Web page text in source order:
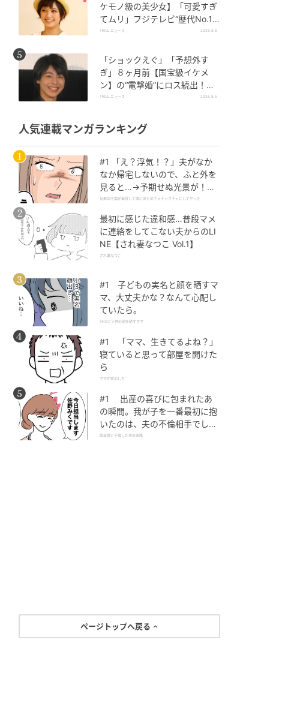
ケモノ級の美少女】「可愛すぎ
てムリ」フジテレビ“歴代No.1
作”で輝いた『美人女優』
TRILL ニュース 2026.8.6
「ショックえぐ」「予想外す
ぎ」８ヶ月前【国宝級イケメ
ン】の“電撃婚”にロス続出！興
収“９５億超え”シリーズで輝い
TRILL ニュース 2026.8.5
人気連載マンガランキング
#1 「え？浮気！？」夫がなか
なか帰宅しないので、ふと外を
見ると…→予期せぬ光景が！｜
旦那の不倫が発覚して頭に来た
旦那の不倫が発覚して頭に来たのでメチャクチャにしてやった
最初に感じた違和感…普段マメ
に連絡をしてこない夫からのLI
NE【され妻なつこ Vol.1】
され妻なつこ
#1 子どもの実名と顔を晒すマ
マ、大丈夫かな？なんて心配し
ていたら。
SNSに子供の顔を晒すママ
#1 「ママ、生きてるよね？」
寝ていると思って部屋を開けた
ら
ママが家出した
#1 出産の喜びに包まれたあ
の瞬間。我が子を一番最初に抱
いたのは、夫の不倫相手でし
た。
助産師と不倫した夫の末路
ページトップへ戻る